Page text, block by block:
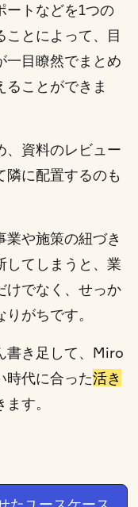
ートなどを1つの
ことによって、目
一目瞭然でまとめ
ることができま
、資料のレビュー
隣に配置するのも
や施策の紐づき
してしまうと、業
けでなく、せっか
がちです。
書き足して、Miro
時代に合った活き
す。